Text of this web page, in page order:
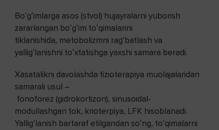
Boʻgʻimlarga asos (stvol) hujayralarni yuborish
zararlangan boʻgʻim toʻqimalarini
tiklanishida, metobolizmni ragʻbatlash va
yalligʻlanishni toʻxtatishga yaxshi samara beradi.
Xasatalikni davolashda fizioterapiya muolajalaridan
samarali usul –
fonoforez (gidrokortizon), sinusoidal-
modullashgan tok, krioterpiya, LFK hisoblanadi.
Yalligʻlanish bartaraf etilgandan soʻng, toʻqimalarni